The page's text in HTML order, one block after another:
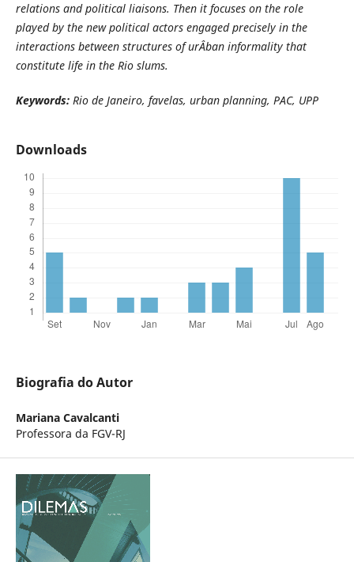
relations and political liaisons. Then it focuses on the role
played by the new political actors engaged precisely in the
interactions between structures of urÂ­ban informality that
constitute life in the Rio slums.
Keywords: Rio de Janeiro, favelas, urban planning, PAC, UPP
Downloads
Biografia do Autor
Mariana Cavalcanti
Professora da FGV-RJ